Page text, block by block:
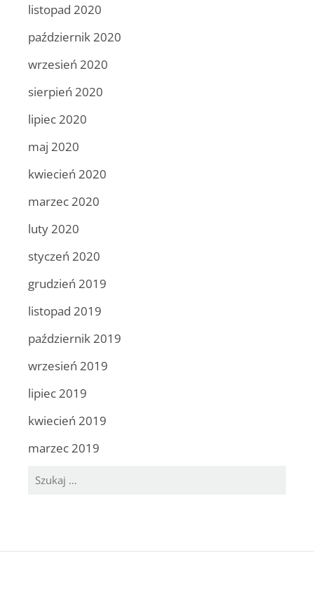
listopad 2020
październik 2020
wrzesień 2020
sierpień 2020
lipiec 2020
maj 2020
kwiecień 2020
marzec 2020
luty 2020
styczeń 2020
grudzień 2019
listopad 2019
październik 2019
wrzesień 2019
lipiec 2019
kwiecień 2019
marzec 2019
Szukaj: